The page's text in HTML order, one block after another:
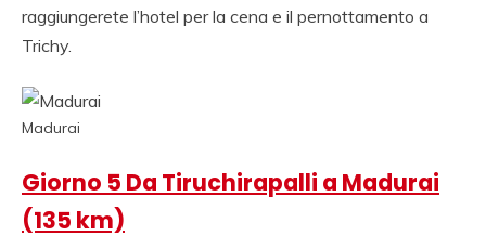
raggiungerete l’hotel per la cena e il pernottamento a
Trichy.
Madurai
Giorno 5 Da Tiruchirapalli a Madurai
(135 km)